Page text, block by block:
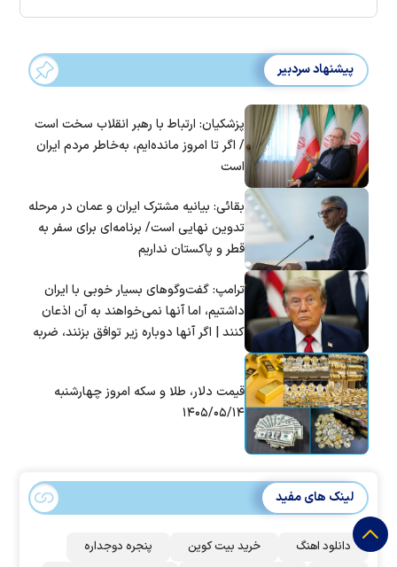
پیشنهاد سردبیر
پزشکیان: ارتباط با رهبر انقلاب سخت است
/ اگر تا امروز مانده‌ایم، به‌خاطر مردم ایران
است
بقائی: بیانیه مشترک ایران و عمان در مرحله
تدوین نهایی است/ برنامه‌ای برای سفر به
قطر و پاکستان نداریم
ترامپ: گفت‌و‌گو‌های بسیار خوبی با ایران
داشتیم، اما آنها نمی‌خواهند به آن اذعان
کنند | اگر آنها دوباره زیر توافق بزنند، ضربه
قیمت دلار، طلا و سکه امروز چهارشنبه
۱۴۰۵/۰۵/۱۴
لینک های مفید
دانلود اهنگ خرید بیت کوین
پنجره دوجداره